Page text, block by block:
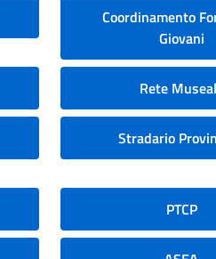
Coordinamento
Giovani
Rete
Stradario
PTCP